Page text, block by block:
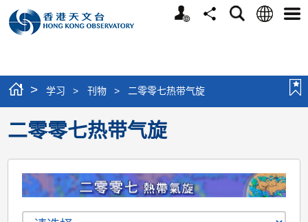
个
分
搜
语
选
> 学习 > 刊物 > 二零零七热带气旋
二零零七热带气旋